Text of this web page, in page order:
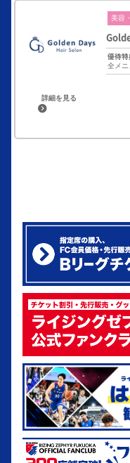
美容
優待
全メ
詳細を見る